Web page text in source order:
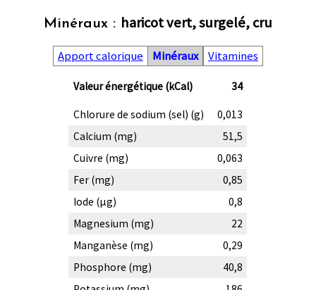
Minéraux : haricot vert, surgelé, cru
Apport calorique Minéraux Vitamines
Valeur énergétique (kCal) 34
Chlorure de sodium (sel) (g)
0,013
Calcium (mg)
51,5
Cuivre (mg)
0,063
Fer (mg)
0,85
Iode (µg)
0,8
Magnesium (mg)
22
Manganèse (mg)
0,29
Phosphore (mg)
40,8